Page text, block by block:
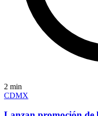
2 min
CDMX